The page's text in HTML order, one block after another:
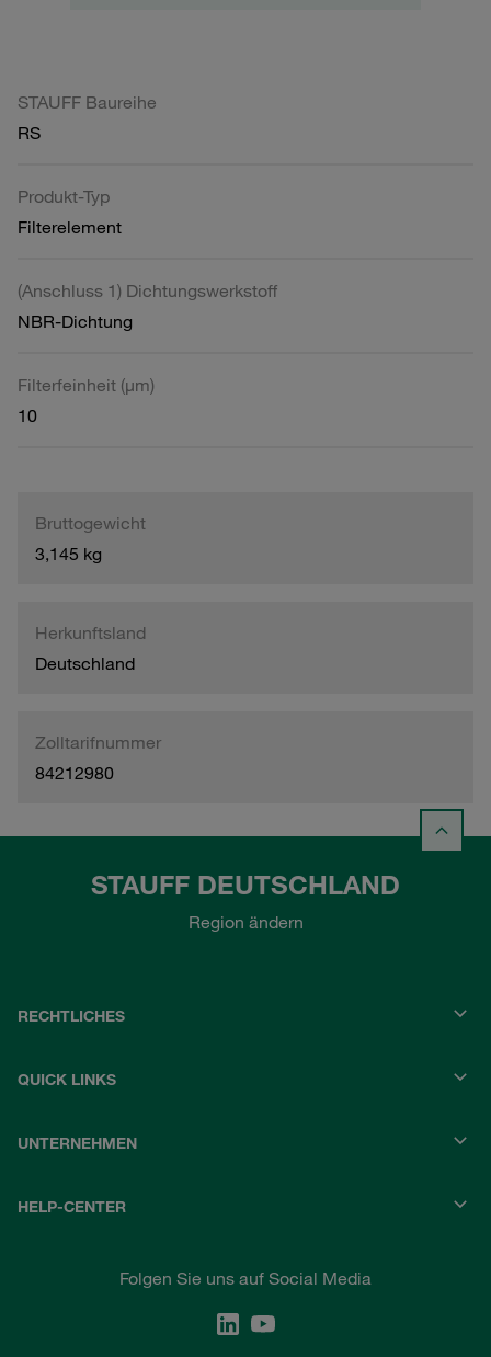
STAUFF Baureihe
RS
Produkt-Typ
Filterelement
(Anschluss 1) Dichtungswerkstoff
NBR-Dichtung
Filterfeinheit (µm)
10
Bruttogewicht
3,145 kg
Herkunftsland
Deutschland
Zolltarifnummer
84212980
STAUFF DEUTSCHLAND
Region ändern
RECHTLICHES
QUICK LINKS
UNTERNEHMEN
HELP-CENTER
Folgen Sie uns auf Social Media